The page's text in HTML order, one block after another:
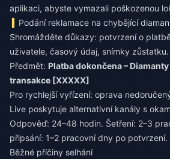
aplikaci, abyste vymazali poškozenou
Podání reklamace na chybějící
Shromážděte důkazy: potvrzení o
uživatele, časový údaj, snímky zůstatku.
Předmět: Platba dokončena –
transakce [XXXXX]
Pro rychlejší vyřízení: oprava
Live poskytuje alternativní kanály s
Odpověď: 24–48 hodin. Šetření: 2–3
připsání: 1–2 pracovní dny po potvrzení.
Běžné příčiny selhání